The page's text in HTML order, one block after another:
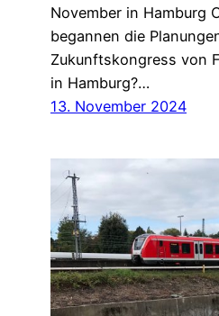
November in Hamburg
begannen die
Zukunftskongress von
in Hamburg?…
13. November 2024